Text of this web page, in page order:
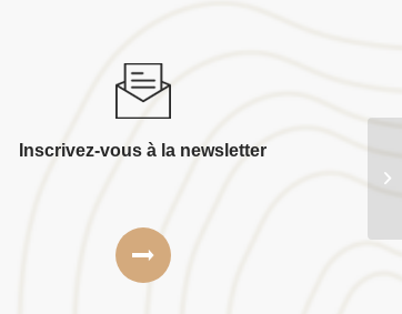
Inscrivez-vous à la newsletter